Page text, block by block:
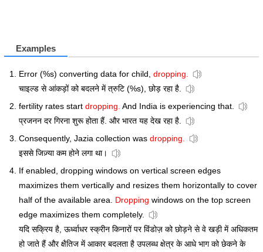
Examples
Error (%s) converting data for child, dropping.
चाइल्ड से आंकड़ों को बदलने में त्रुटि (%s), छोड़ रहा है.
fertility rates start dropping. And India is experiencing that.
प्रजनन दर गिरना शुरू होता हैं. और भारत यह देख रहा है.
Consequently, Jazia collection was dropping.
इससे जिज़्या कम होने लगा था।
If enabled, dropping windows on vertical screen edges
maximizes them vertically and resizes them horizontally to cover
half of the available area. Dropping windows on the top screen
edge maximizes them completely.
यदि सक्रिय है, ऊर्ध्वाधर स्क्रीन किनारों पर विंडोज़ को छोड़ने से वे खड़ी में अधिकतम
हो जाते हैं और क्षैतिज में आकार बदलता है उपलब्ध क्षेत्र के आधे भाग को छेकने के